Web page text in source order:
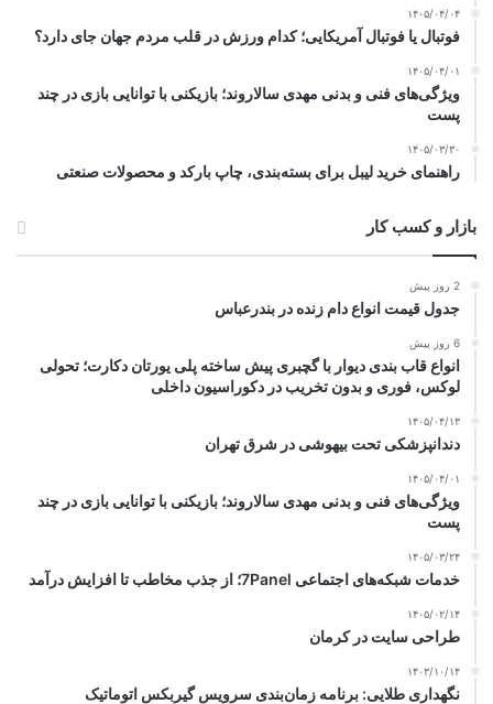
۱۴۰۵/۰۴/۰۴
فوتبال یا فوتبال آمریکایی؛ کدام ورزش در قلب مردم جهان جای دارد؟
۱۴۰۵/۰۴/۰۱
ویژگی‌های فنی و بدنی مهدی سالاروند؛ بازیکنی با توانایی بازی در چند
پست
۱۴۰۵/۰۳/۳۰
راهنمای خرید لیبل برای بسته‌بندی، چاپ بارکد و محصولات صنعتی
بازار و کسب کار
2 روز پیش
جدول قیمت انواع دام زنده در بندرعباس
6 روز پیش
انواع قاب بندی دیوار با گچبری پیش ساخته پلی یورتان دکارت؛ تحولی
لوکس، فوری و بدون تخریب در دکوراسیون داخلی
۱۴۰۵/۰۴/۱۳
دندانپزشکی تحت بیهوشی در شرق تهران
۱۴۰۵/۰۴/۰۱
ویژگی‌های فنی و بدنی مهدی سالاروند؛ بازیکنی با توانایی بازی در چند
پست
۱۴۰۵/۰۳/۲۴
خدمات شبکه‌های اجتماعی 7Panel؛ از جذب مخاطب تا افزایش درآمد
۱۴۰۵/۰۲/۱۴
طراحی سایت در کرمان
۱۴۰۳/۱۰/۱۴
نگهداری طلایی: برنامه زمان‌بندی سرویس گیربکس اتوماتیک